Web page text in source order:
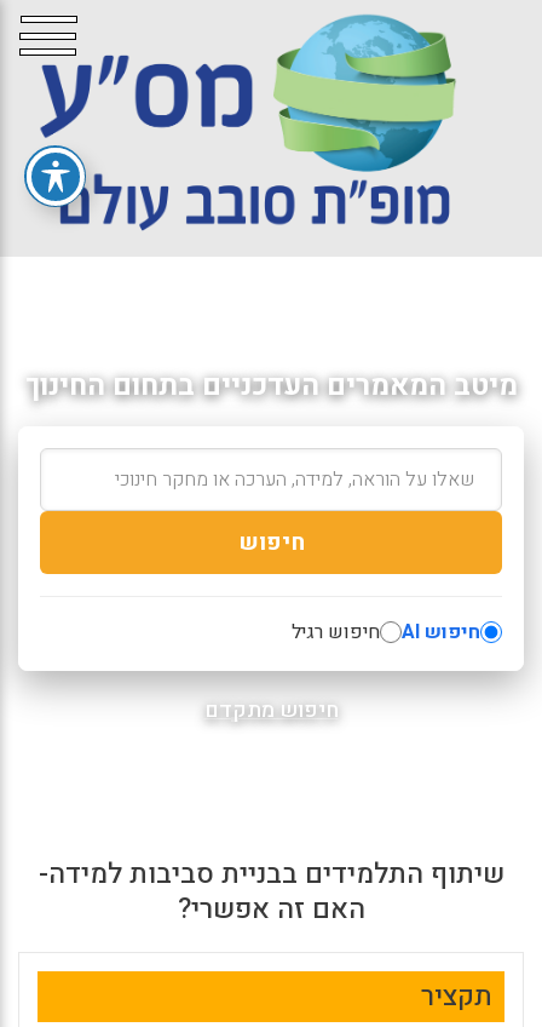
מיטב המאמרים העדכניים בתחום החינוך
חיפוש
חיפוש AI חיפוש רגיל
חיפוש מתקדם
שיתוף התלמידים בבניית סביבות למידה-
האם זה אפשרי?
תקציר